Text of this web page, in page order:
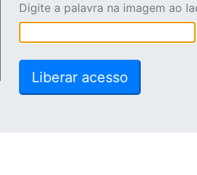
Digite a palavra na imagem ao